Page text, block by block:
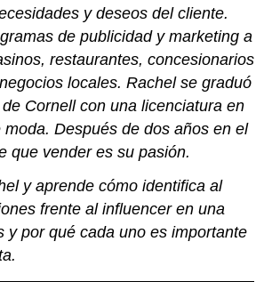
y deseos del cliente.
de publicidad y marketing a
restaurantes, concesionarios
locales. Rachel se graduó
Cornell con una licenciatura en
Después de dos años en el
que vender es su pasión.
y aprende cómo identifica al
frente al influencer en una
y por qué cada uno es importante